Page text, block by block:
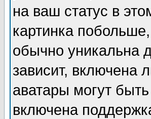
на ваш статус в
картинка
обычно уникальна
зависит, включена
аватары могут
включена